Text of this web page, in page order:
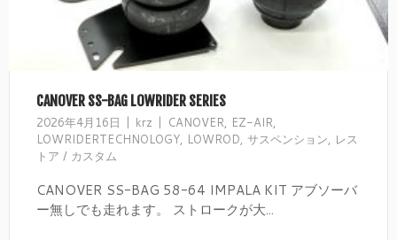
CANOVER SS-BAG LOWRIDER SERIES
2026年4月16日 krz CANOVER, EZ-AIR,
LOWRIDERTECHNOLOGY, LOWROD, サスペンション, レス
トア / カスタム
CANOVER SS-BAG 58-64 IMPALA KIT アブソーバ
ー無しでも走れます。 ストロークが大...